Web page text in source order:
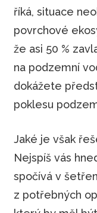
říká, situace
povrchové
že asi 50 %
na podzemní
dokážete
poklesu
Jaké je však
Nejspíš vás
spočívá v
z potřebných